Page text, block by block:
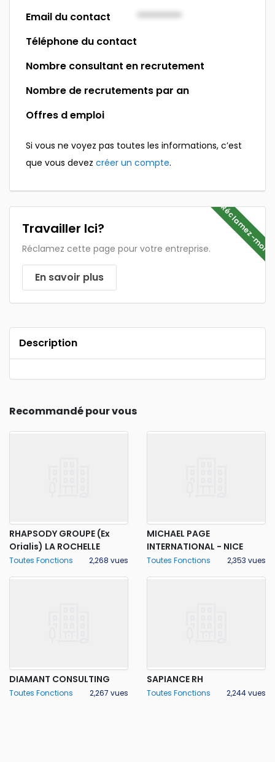
Email du contact
*********
Téléphone du contact
Nombre consultant en recrutement
Nombre de recrutements par an
Offres d emploi
Si vous ne voyez pas toutes les informations, c’est
que vous devez créer un compte.
Réclamez-moi
Travailler Ici?
Réclamez cette page pour votre entreprise.
En savoir plus
Description
Recommandé pour vous
RHAPSODY GROUPE (Ex
Orialis) LA ROCHELLE
Toutes Fonctions 2,268 vues
MICHAEL PAGE
INTERNATIONAL - NICE
Toutes Fonctions 2,353 vues
DIAMANT CONSULTING
Toutes Fonctions 2,267 vues
SAPIANCE RH
Toutes Fonctions 2,244 vues